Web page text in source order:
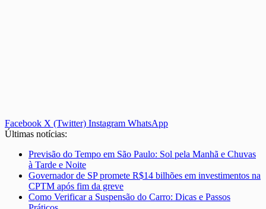
Facebook X (Twitter) Instagram WhatsApp
Últimas notícias:
Previsão do Tempo em São Paulo: Sol pela Manhã e Chuvas
à Tarde e Noite
Governador de SP promete R$14 bilhões em investimentos na
CPTM após fim da greve
Como Verificar a Suspensão do Carro: Dicas e Passos